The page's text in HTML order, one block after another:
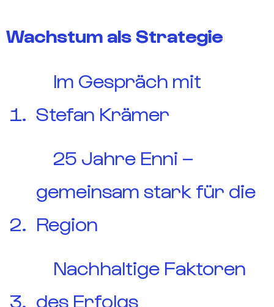
Wachstum als Strategie
Im Gespräch mit
Stefan Krämer
25 Jahre Enni –
gemeinsam stark für die
Region
Nachhaltige Faktoren
des Erfolgs